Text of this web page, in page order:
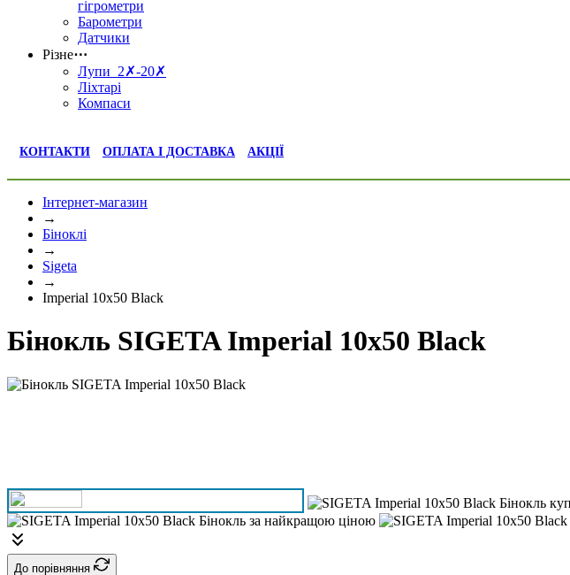
гігрометри
Барометри
Датчики
Різне⋯
Лупи 2✗-20✗
Ліхтарі
Компаси
КОНТАКТИ ОПЛАТА І ДОСТАВКА АКЦІЇ
Інтернет-магазин
→
Біноклі
→
Sigeta
→
Imperial 10x50 Black
Бінокль SIGETA Imperial 10x50 Black
До порівняння